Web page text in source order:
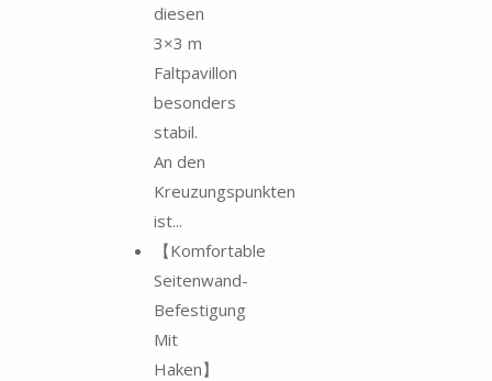
diesen
3×3 m
Faltpavillon
besonders
stabil.
An den
Kreuzungspunkten
ist...
【Komfortable
Seitenwand-
Befestigung
Mit
Haken】